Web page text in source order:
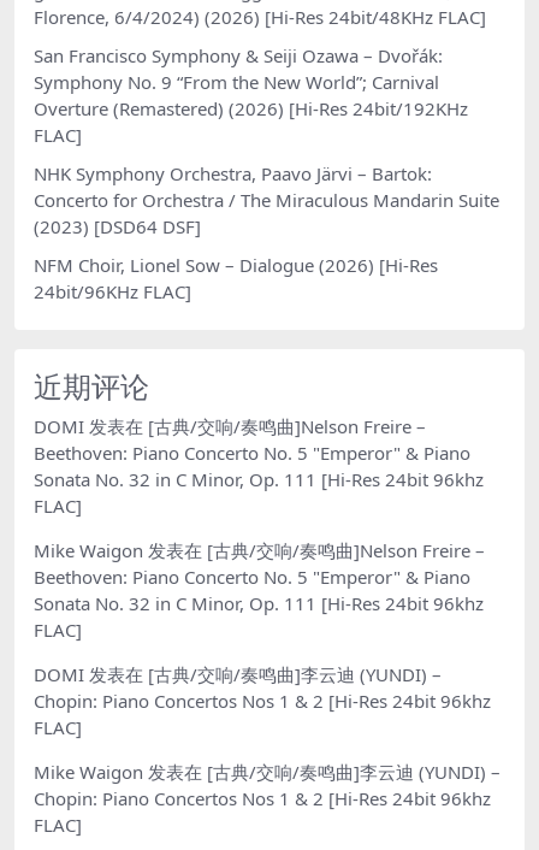
Florence, 6/4/2024) (2026) [Hi-Res 24bit/48KHz FLAC]
San Francisco Symphony & Seiji Ozawa – Dvořák:
Symphony No. 9 “From the New World”; Carnival
Overture (Remastered) (2026) [Hi-Res 24bit/192KHz
FLAC]
NHK Symphony Orchestra, Paavo Järvi – Bartok:
Concerto for Orchestra / The Miraculous Mandarin Suite
(2023) [DSD64 DSF]
NFM Choir, Lionel Sow – Dialogue (2026) [Hi-Res
24bit/96KHz FLAC]
近期评论
DOMI 发表在 [古典/交响/奏鸣曲]Nelson Freire –
Beethoven: Piano Concerto No. 5 "Emperor" & Piano
Sonata No. 32 in C Minor, Op. 111 [Hi-Res 24bit 96khz
FLAC]
Mike Waigon 发表在 [古典/交响/奏鸣曲]Nelson Freire –
Beethoven: Piano Concerto No. 5 "Emperor" & Piano
Sonata No. 32 in C Minor, Op. 111 [Hi-Res 24bit 96khz
FLAC]
DOMI 发表在 [古典/交响/奏鸣曲]李云迪 (YUNDI) –
Chopin: Piano Concertos Nos 1 & 2 [Hi-Res 24bit 96khz
FLAC]
Mike Waigon 发表在 [古典/交响/奏鸣曲]李云迪 (YUNDI) –
Chopin: Piano Concertos Nos 1 & 2 [Hi-Res 24bit 96khz
FLAC]